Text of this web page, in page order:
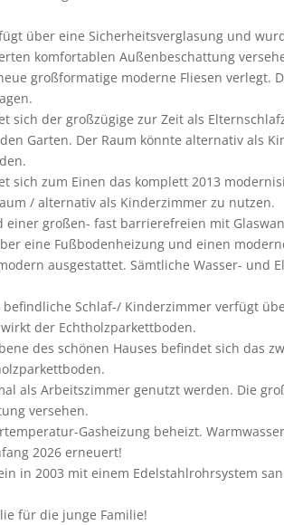
über eine Sicherheitsverglasung und
komfortablen Außenbeschattung
großformatige moderne Fliesen verlegt.
sich der großzügige zur Zeit als
Garten. Der Raum könnte alternativ als
sich zum Einen das komplett 2013
/ alternativ als Kinderzimmer zu nutzen.
einer großen- fast barrierefreien mit
eine Fußbodenheizung und einen
ausgestattet. Sämtliche Wasser- und
Schlaf-/ Kinderzimmer verfügt
der Echtholzparkettboden.
des schönen Hauses befindet sich das
als Arbeitszimmer genutzt werden. Die
versehen.
Gasheizung beheizt.
2026 erneuert!
in 2003 mit einem Edelstahlrohrsystem
für die junge Familie!